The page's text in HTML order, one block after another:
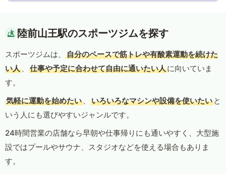
陸前山王駅のスポーツジムを探す
スポーツジムは、
自分のペースで筋トレや有酸素運動を続けた
い人 、 仕事や予定に合わせて自由に通いたい人に向いていま
す。
気軽に運動を始めたい 、 いろいろなマシンや設備を使いたい と
いう人にも選びやすいジャンルです。
24時間営業の店舗なら早朝や仕事帰りにも通いやすく、大型施
設ではプールやサウナ、スタジオなどを使える場合もありま
す。